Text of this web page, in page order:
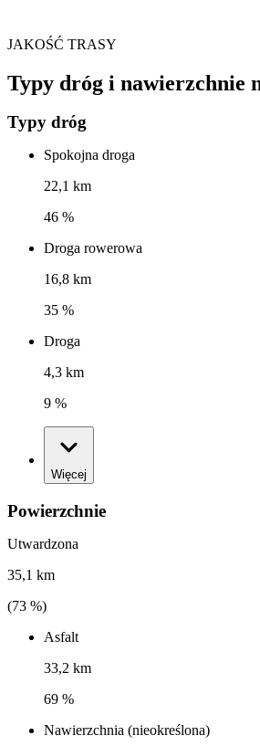
JAKOŚĆ TRASY
Typy dróg i nawierzchnie
Typy dróg
Spokojna droga
22,1 km
46 %
Droga rowerowa
16,8 km
35 %
Droga
4,3 km
9 %
Więcej
Powierzchnie
Utwardzona
35,1 km
(73 %)
Asfalt
33,2 km
69 %
Nawierzchnia (nieokreślona)